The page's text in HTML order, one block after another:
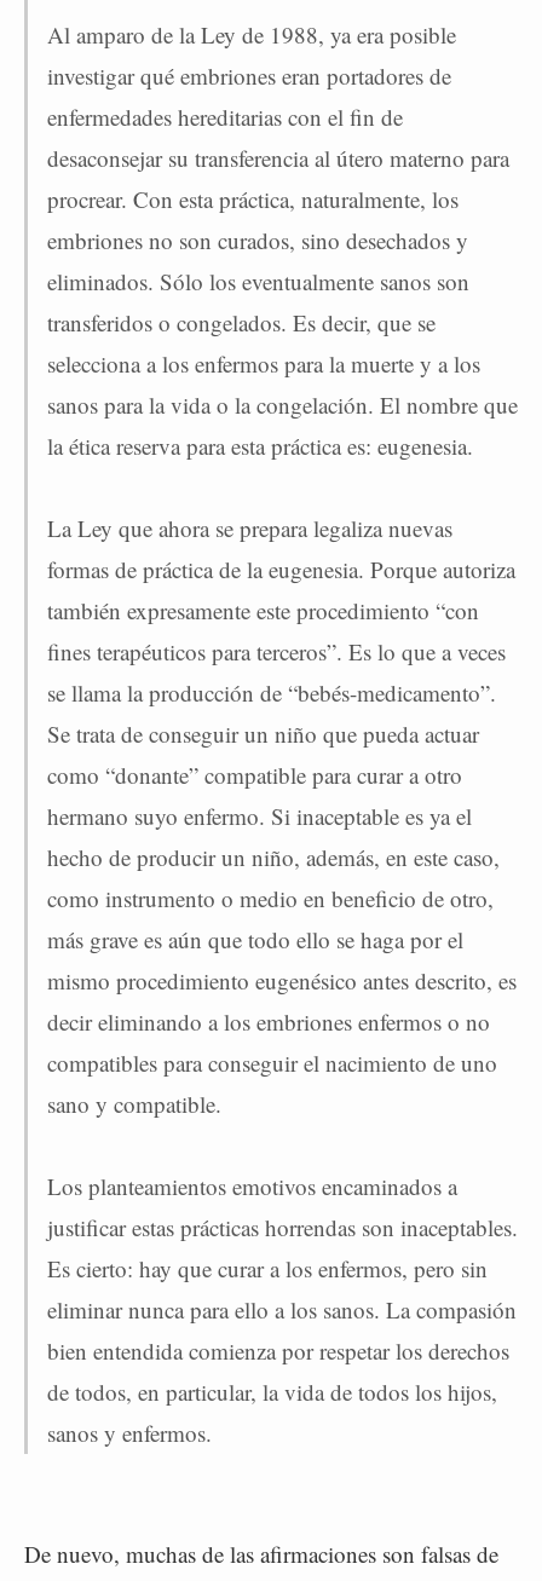
Al amparo de la Ley de 1988, ya era posible
investigar qué embriones eran portadores de
enfermedades hereditarias con el fin de
desaconsejar su transferencia al útero materno para
procrear. Con esta práctica, naturalmente, los
embriones no son curados, sino desechados y
eliminados. Sólo los eventualmente sanos son
transferidos o congelados. Es decir, que se
selecciona a los enfermos para la muerte y a los
sanos para la vida o la congelación. El nombre que
la ética reserva para esta práctica es: eugenesia.
La Ley que ahora se prepara legaliza nuevas
formas de práctica de la eugenesia. Porque autoriza
también expresamente este procedimiento “con
fines terapéuticos para terceros”. Es lo que a veces
se llama la producción de “bebés-medicamento”.
Se trata de conseguir un niño que pueda actuar
como “donante” compatible para curar a otro
hermano suyo enfermo. Si inaceptable es ya el
hecho de producir un niño, además, en este caso,
como instrumento o medio en beneficio de otro,
más grave es aún que todo ello se haga por el
mismo procedimiento eugenésico antes descrito, es
decir eliminando a los embriones enfermos o no
compatibles para conseguir el nacimiento de uno
sano y compatible.
Los planteamientos emotivos encaminados a
justificar estas prácticas horrendas son inaceptables.
Es cierto: hay que curar a los enfermos, pero sin
eliminar nunca para ello a los sanos. La compasión
bien entendida comienza por respetar los derechos
de todos, en particular, la vida de todos los hijos,
sanos y enfermos.
De nuevo, muchas de las afirmaciones son falsas de